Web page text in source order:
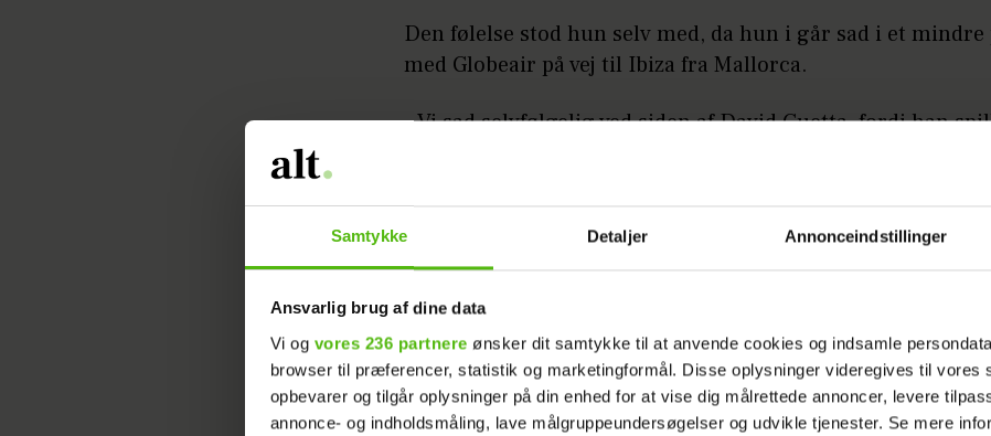
Samtykke Detaljer Annonceindstillinger
Ansvarlig brug af dine data
Vi og vores 236 partnere ønsker dit samtykke til at anvende cookies og indsamle
browser til præferencer, statistik og marketingformål. Disse oplysninger videregives til vores
opbevarer og tilgår oplysninger på din enhed for at vise dig målrettede annoncer, levere
annonce- og indholdsmåling, lave målgruppeundersøgelser og udvikle tjenester. Se mere
Den følelse stod hun selv med, da hun i går sad i et
med Globeair på vej til Ibiza fra Mallorca.
- Vi sad selvfølgelig ved siden af David Guetta, fordi han
Instagram.
LÆS OGSÅ
så ækelt
Ved en søgning på Globeair, tager turen fra Mallorca til